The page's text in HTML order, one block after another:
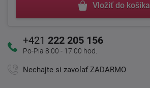
Vložiť do košíka
+421 222 205 156
Po-Pia 8:00 - 17:00 hod.
Nechajte si zavolať ZADARMO